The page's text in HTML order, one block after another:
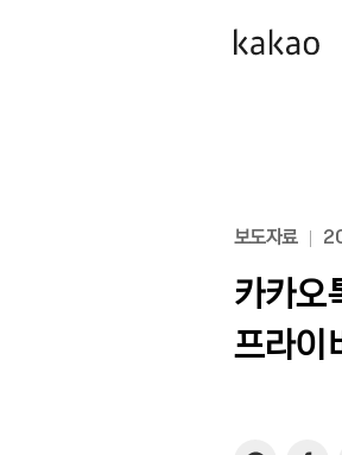
보도자료
카카오
프라이